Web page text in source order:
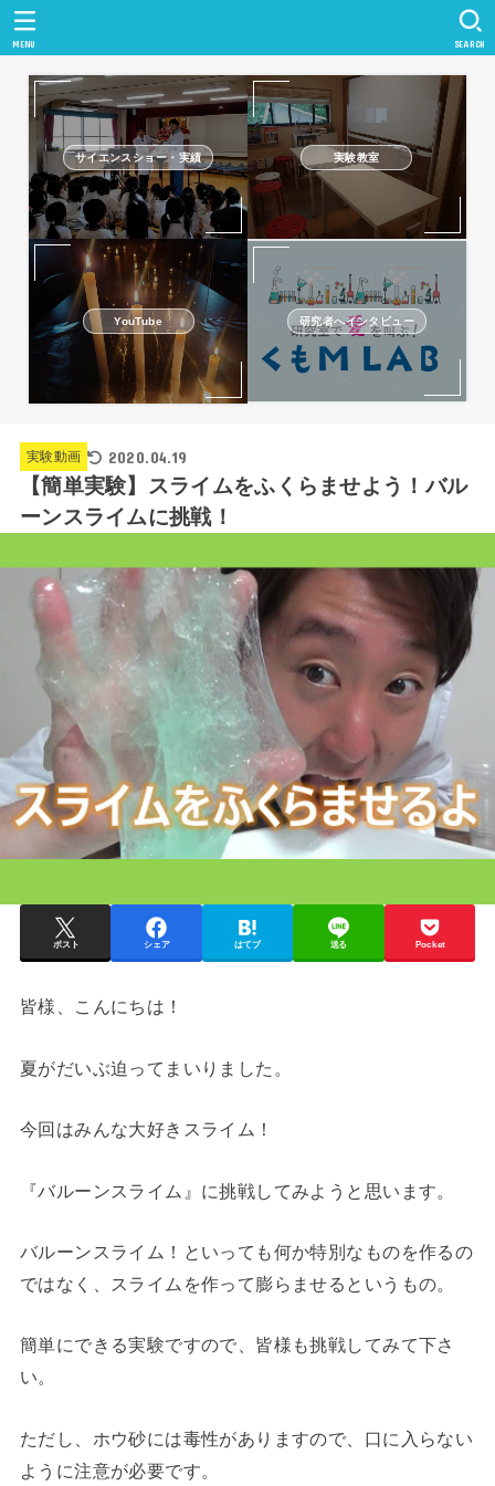
SEARCH
MENU
サイエンスショー・実績 実験教室
YouTube 研究者へインタビュー
実験動画 2020.04.19
【簡単実験】スライムをふくらませよう！バル
ーンスライムに挑戦！
ポスト シェア はてブ 送る Pocket
皆様、こんにちは！
夏がだいぶ迫ってまいりました。
今回はみんな大好きスライム！
『バルーンスライム』に挑戦してみようと思います。
バルーンスライム！といっても何か特別なものを作るの
ではなく、スライムを作って膨らませるというもの。
簡単にできる実験ですので、皆様も挑戦してみて下さ
い。
ただし、ホウ砂には毒性がありますので、口に入らない
ように注意が必要です。